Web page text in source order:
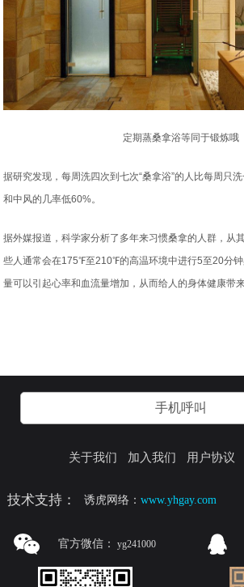
定期蒸桑拿浴等同于锻炼哦
据研究发现，每周洗四次到七次“桑拿浴”的人比每周只
和中风的几率低60%。
据外媒报道，科学家分析了多年来习惯桑拿的人群，从
些人通常会在175℉至210℉的高温环境中进行5至20分
量可以引起心率和血流量增加，从而给人的身体健康带来
手机呼叫
关于我们 加入我们 用户协议
技术支持： 诱虎网络：www.yhgay.com
官方微信： yg241000